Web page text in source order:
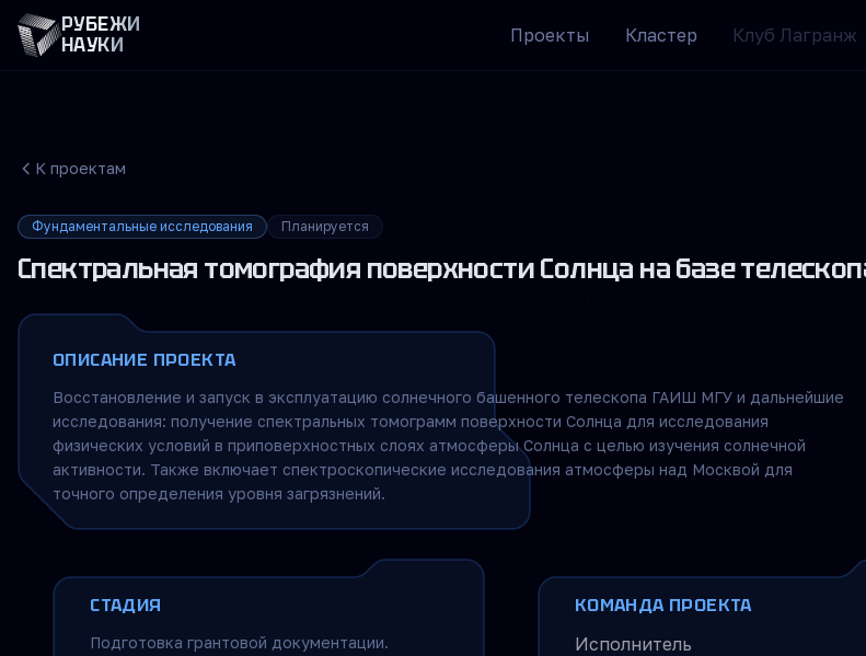
РУБЕЖИ
НАУКИ
Проекты Кластер Клуб Лагранж
К проектам
Фундаментальные исследования Планируется
Спектральная томография поверхности Солнца на базе
ОПИСАНИЕ ПРОЕКТА
Восстановление и запуск в эксплуатацию солнечного башенного телескопа ГАИШ МГУ и дальнейшие
исследования: получение спектральных томограмм поверхности Солнца для исследования
физических условий в приповерхностных слоях атмосферы Солнца с целью изучения солнечной
активности. Также включает спектроскопические исследования атмосферы над Москвой для
точного определения уровня загрязнений.
СТАДИЯ
Подготовка грантовой документации.
КОМАНДА ПРОЕКТА
Исполнитель